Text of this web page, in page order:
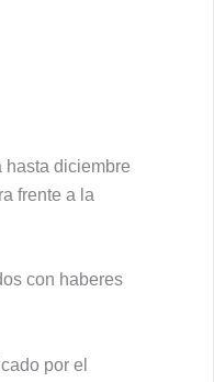
hasta diciembre
frente a la
con haberes
por el